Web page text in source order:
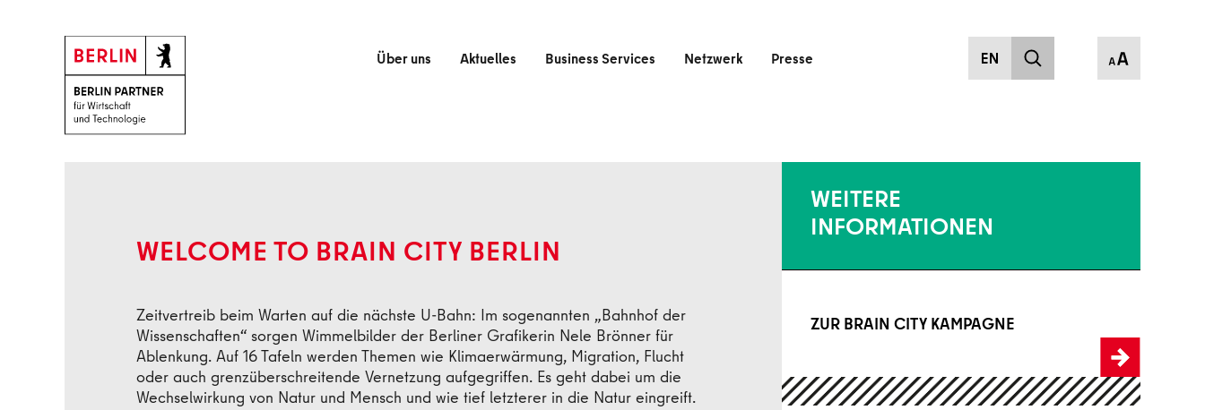
Über uns Aktuelles Business Services Netzwerk Presse
WELCOME TO BRAIN CITY BERLIN
Zeitvertreib beim Warten auf die nächste U-Bahn: Im sogenannten „Bahnhof der
Wissenschaften“ sorgen Wimmelbilder der Berliner Grafikerin Nele Brönner für
Ablenkung. Auf 16 Tafeln werden Themen wie Klimaerwärmung, Migration, Flucht
oder auch grenzüberschreitende Vernetzung aufgegriffen. Es geht dabei um die
Wechselwirkung von Natur und Mensch und wie tief letzterer in die Natur eingreift.
WEITERE
INFORMATIONEN
ZUR BRAIN CITY KAMPAGNE
Zur Brain City Kampagne